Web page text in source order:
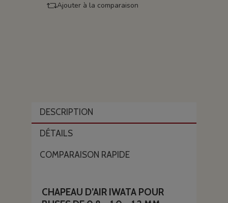
Ajouter à la comparaison
DESCRIPTION
DÉTAILS
COMPARAISON RAPIDE
CHAPEAU D’AIR IWATA POUR